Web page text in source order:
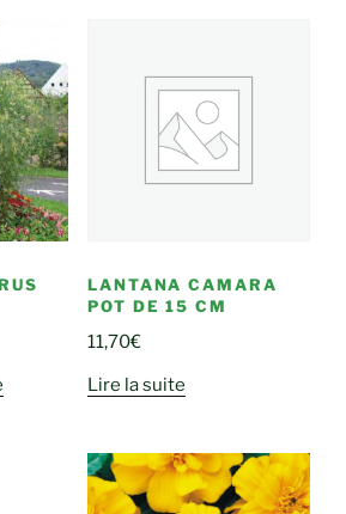
LANTANA CAMARA
POT DE 15 CM
11,70€
Lire la suite